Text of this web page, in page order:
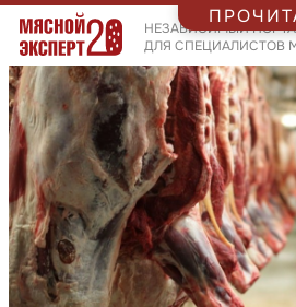
НЕЗАВИСИМЫЙ
ДЛЯ СПЕЦИАЛИСТОВ